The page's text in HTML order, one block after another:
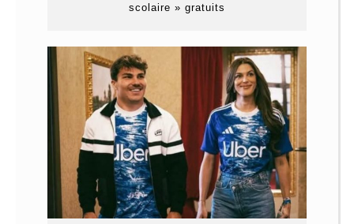
scolaire » gratuits